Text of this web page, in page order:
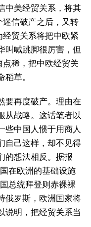
中美经贸关系，将其
迷信破产之后，又转
经贸关系将把中欧紧
叫喊跳脚很厉害，但
点稀，把中欧经贸关
草。
要再度破产。理由在
从战略。这话笔者以
些中国人惯于用商人
自己这样，却不见得
的想法相反。据报
在欧洲的基础设施
总统拜登则赤裸裸
俄罗斯，欧洲国家将
明，把经贸关系当